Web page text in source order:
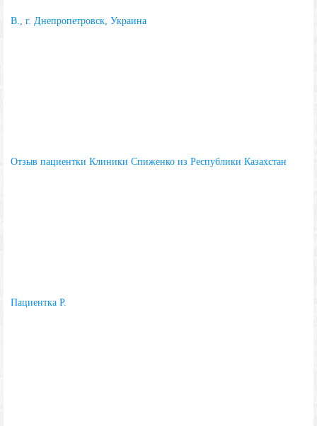
В., г. Днепропетровск, Украина
Отзыв пациентки Клиники Спиженко из Республики Казахстан
Пациентка Р.